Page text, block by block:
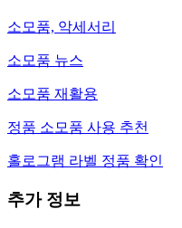
소모품, 악세서리
소모품 뉴스
소모품 재활용
정품 소모품 사용 추천
홀로그램 라벨 정품 확인
추가 정보